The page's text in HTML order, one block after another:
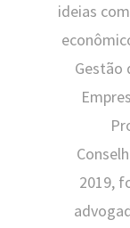
ideias
Gestão
2019,